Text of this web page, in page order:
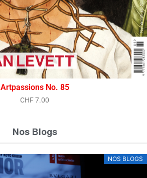
Artpassions No. 85
CHF7.00
Nos Blogs
NOS BLOGS